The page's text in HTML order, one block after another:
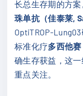
长总生存期的方
珠单抗（佳泰莱,
OptiTROP-
标准化疗多西他赛
确生存获益，这一
重点关注。